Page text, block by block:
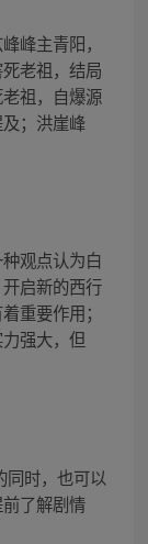
峰主青阳，
老祖，结局
祖，自爆源
；洪崖峰
观点认为白
启新的西行
重要作用；
强大，但
同时，也可以
了解剧情